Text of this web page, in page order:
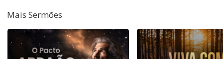
Mais Sermões